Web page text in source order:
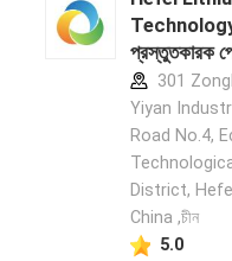
প্রস্তুতকারক
301
Yiyan
Road No.4,
District,
China ,চীন
5.0